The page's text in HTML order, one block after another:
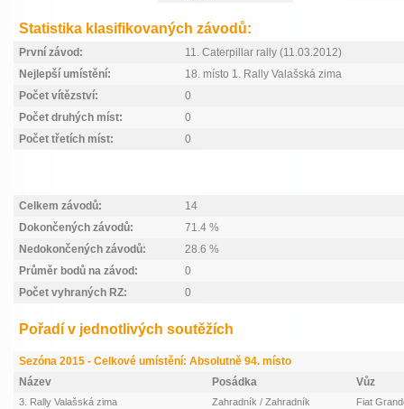
Statistika klasifikovaných závodů:
První závod:
11. Caterpillar rally (11.03.2012)
Nejlepší umístění:
18. místo 1. Rally Valašská zima
Počet vítězství:
0
Počet druhých míst:
0
Počet třetích míst:
0
Celkem závodů:
14
Dokončených závodů:
71.4 %
Nedokončených závodů:
28.6 %
Průměr bodů na závod:
0
Počet vyhraných RZ:
0
Pořadí v jednotlivých soutěžích
Sezóna 2015 - Celkové umístění: Absolutně 94. místo
Název
Posádka Vůz
3. Rally Valašská zima Zahradník / Zahradník Fiat